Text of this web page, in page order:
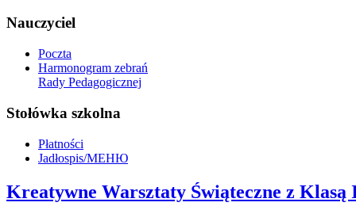
Nauczyciel
Poczta
Harmonogram zebrań
Rady Pedagogicznej
Stołówka szkolna
Płatności
Jadłospis/МЕНЮ
Kreatywne Warsztaty Świąteczne z Klasą